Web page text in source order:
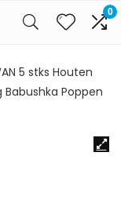
0
5 stks Houten
Poppen